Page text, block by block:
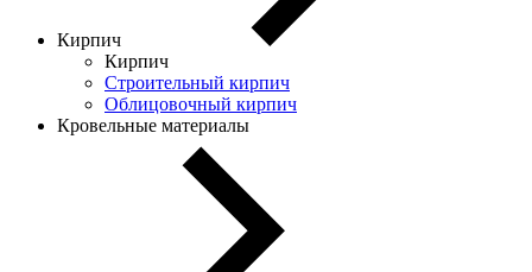
Кирпич
Кирпич
Строительный кирпич
Облицовочный кирпич
Кровельные материалы